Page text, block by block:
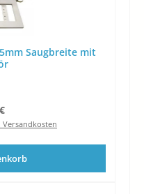
Saugbreite mit
Preis:
Versandkosten